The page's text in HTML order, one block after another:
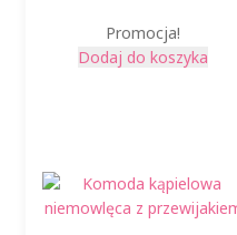
Promocja!
Dodaj do koszyka